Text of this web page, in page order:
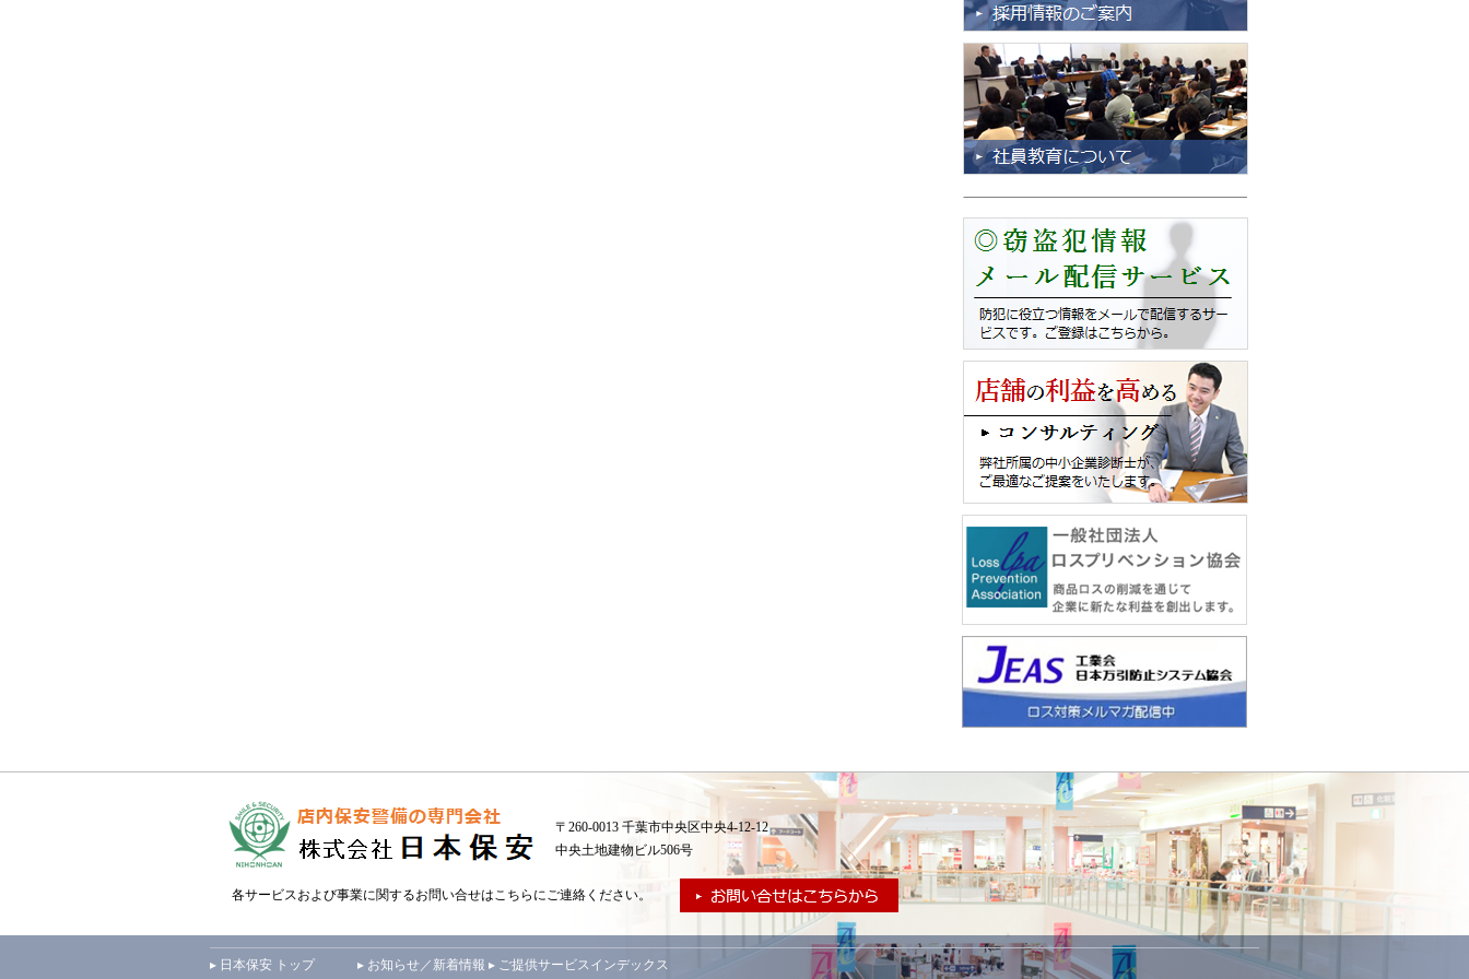
〒260-0013 千葉市中央区中央4-12-12
中央土地建物ビル506号
各サービスおよび事業に関するお問い合せはこちらにご連絡ください。
▸ 日本保安 トップ ▸ お知らせ／新着情報 ▸ ご提供サービスインデックス